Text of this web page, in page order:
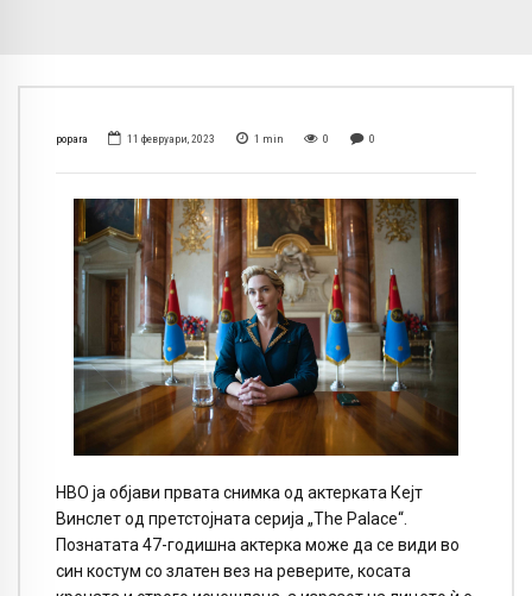
popara 11 февруари, 2023 1 min 0 0
HBO ја објави првата снимка од актерката Кејт
Винслет од претстојната серија „The Palace“.
Познатата 47-годишна актерка може да се види во
син костум со златен вез на реверите, косата